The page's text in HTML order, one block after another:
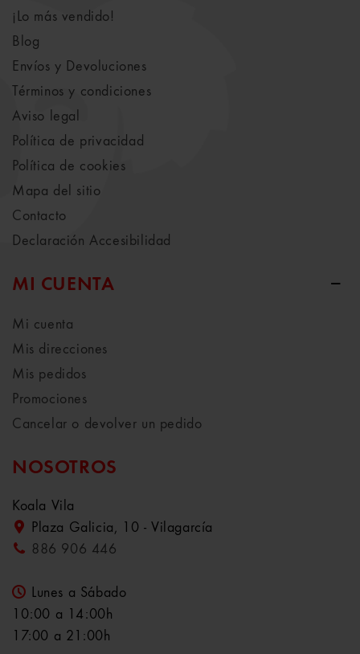
¡Lo más vendido!
Blog
Envíos y Devoluciones
Términos y condiciones
Aviso legal
Política de privacidad
Política de cookies
Mapa del sitio
Contacto
Declaración Accesibilidad
MI CUENTA
Mi cuenta
Mis direcciones
Mis pedidos
Promociones
Cancelar o devolver un pedido
NOSOTROS
Koala Vila
Plaza Galicia, 10 - Vilagarcía
886 906 446
Lunes a Sábado
10:00 a 14:00h
17:00 a 21:00h